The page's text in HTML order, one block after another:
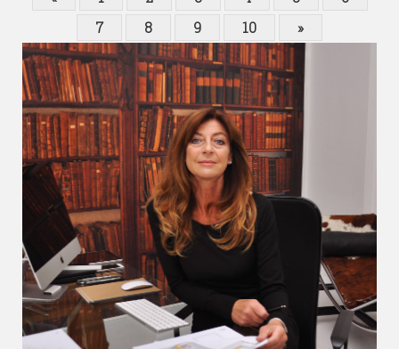
7
8 9 10 »